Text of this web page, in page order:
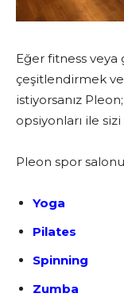
Eğer fitness veya
çeşitlendirmek ve
istiyorsanız
opsiyonları ile
Pleon spor
Yoga
Pilates
Spinning
Zumba